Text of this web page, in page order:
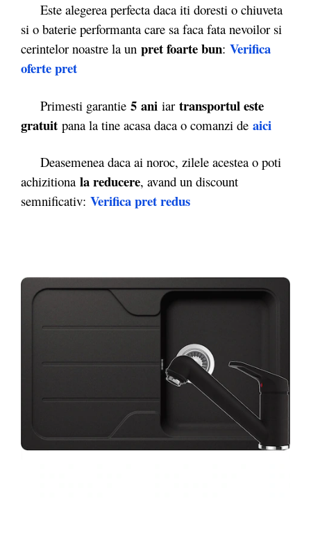
Este alegerea perfecta daca iti doresti o chiuveta
si o baterie performanta care sa faca fata nevoilor si
cerintelor noastre la un pret foarte bun: Verifica
oferte pret
Primesti garantie 5 ani iar transportul este
gratuit pana la tine acasa daca o comanzi de aici
Deasemenea daca ai noroc, zilele acestea o poti
achizitiona la reducere, avand un discount
semnificativ: Verifica pret redus